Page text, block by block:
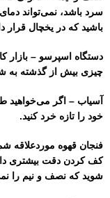
سرد باشد، نمی‌تواند
باشید که در یخچال قرار
دستگاه اسپرسو – بازار
چیزی بیش از گذشته به
آسیاب – اگر می‌خواهید
خود را تازه خرد کنید.
فنجان قهوه موردعلاقه
کف کردن دقت بیشتری
شوید که نصف و نیم را